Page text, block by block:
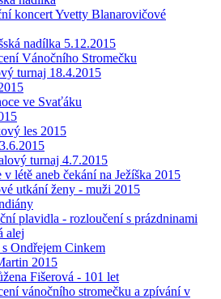
koncert Yvetty Blanarovičové
nadílka 5.12.2015
Vánočního Stromečku
turnaj 18.4.2015
ve Svaťáku
les 2015
turnaj 4.7.2015
v létě aneb čekání na Ježíška 2015
utkání ženy - muži 2015
plavidla - rozloučení s prázdninami
alej
s Ondřejem Cinkem
2015
Fišerová - 101 let
vánočního stromečku a zpívání v